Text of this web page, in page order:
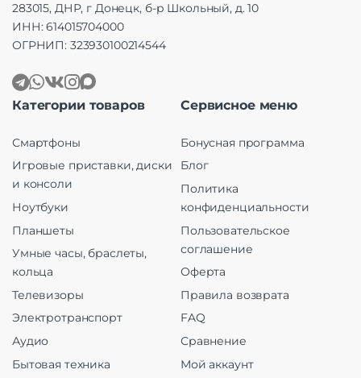
283015, ДНР, г Донецк, б-р Школьный, д. 10
ИНН: 614015704000
ОГРНИП: 323930100214544
Категории товаров
Смартфоны
Игровые приставки, диски
и консоли
Ноутбуки
Планшеты
Умные часы, браслеты,
кольца
Телевизоры
Электротранспорт
Аудио
Бытовая техника
Сервисное меню
Бонусная программа
Блог
Политика
конфиденциальности
Пользовательское
соглашение
Оферта
Правила возврата
FAQ
Сравнение
Мой аккаунт